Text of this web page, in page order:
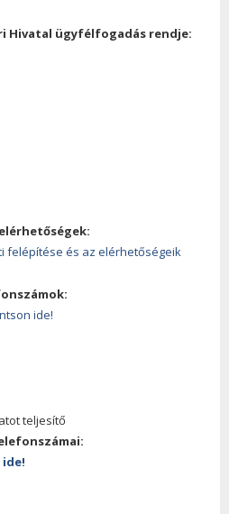
Hivatal ügyfélfogadás rendje:
felépítése és az elérhetőségeik
ide!
teljesítő